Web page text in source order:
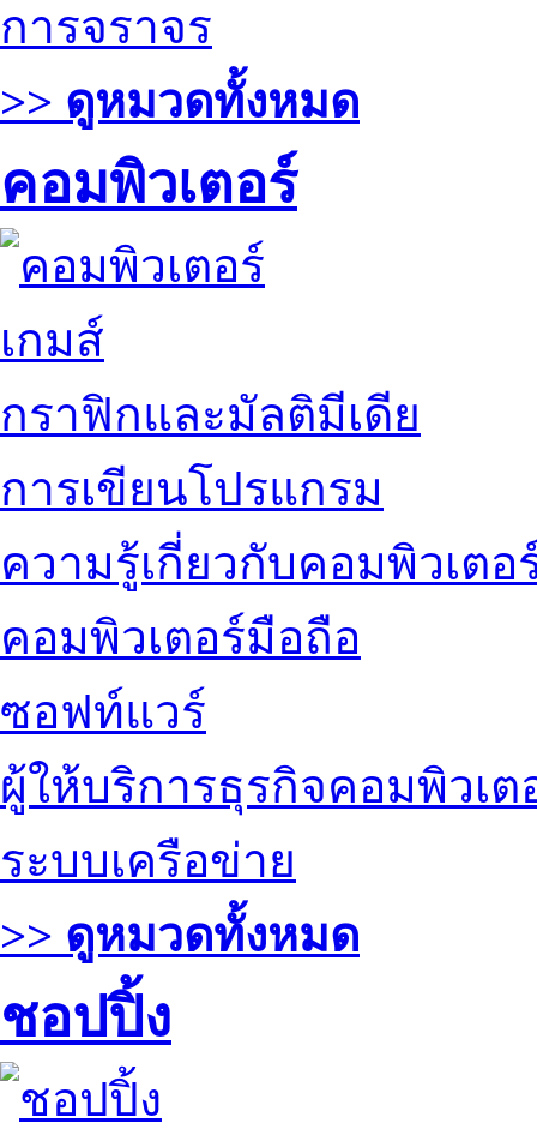
การจราจร
>> ดูหมวดทั้งหมด
คอมพิวเตอร์
เกมส์
กราฟิกและมัลติมีเดีย
การเขียนโปรแกรม
ความรู้เกี่ยวกับคอมพิวเตอ
คอมพิวเตอร์มือถือ
ซอฟท์แวร์
ผู้ให้บริการธุรกิจคอมพิวเต
ระบบเครือข่าย
>> ดูหมวดทั้งหมด
ชอปปิ้ง